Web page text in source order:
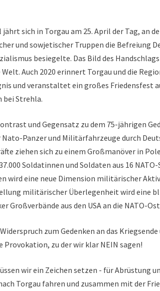
jährt sich in Torgau am 25. April der Tag, an
und sowjetischer Truppen die Befreiung
besiegelte. Das Bild des
Auch 2020 erinnert Torgau und die
und veranstaltet ein großes Friedensfest
bei Strehla.
und Gegensatz zu dem 75-jährigen
Nato-Panzer und Militärfahrzeuge durch
ziehen sich zu einem Großmanöver in
Soldatinnen und Soldaten aus 16
wird eine neue Dimension militärischer
militärischer Überlegenheit wird eine
Großverbände aus den USA an die NATO-
zum Gedenken an das
Provokation, zu der wir klar NEIN sagen!
wir ein Zeichen setzen - für Abrüstung
Torgau fahren und zusammen mit der